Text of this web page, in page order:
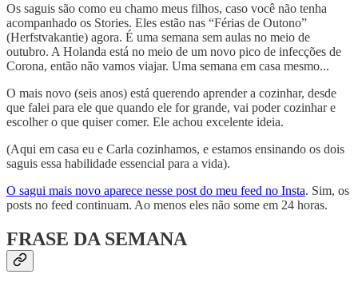
Os saguis são como eu chamo meus filhos, caso você não tenha
acompanhado os Stories. Eles estão nas “Férias de Outono”
(Herfstvakantie) agora. É uma semana sem aulas no meio de
outubro. A Holanda está no meio de um novo pico de infecções de
Corona, então não vamos viajar. Uma semana em casa mesmo...
O mais novo (seis anos) está querendo aprender a cozinhar, desde
que falei para ele que quando ele for grande, vai poder cozinhar e
escolher o que quiser comer. Ele achou excelente ideia.
(Aqui em casa eu e Carla cozinhamos, e estamos ensinando os dois
saguis essa habilidade essencial para a vida).
O sagui mais novo aparece nesse post do meu feed no Insta. Sim, os
posts no feed continuam. Ao menos eles não some em 24 horas.
FRASE DA SEMANA